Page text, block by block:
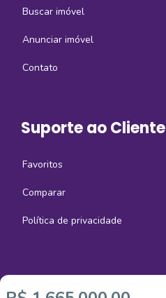
Buscar imóvel
Anunciar imóvel
Contato
Suporte ao Cliente
Favoritos
Comparar
Política de privacidade